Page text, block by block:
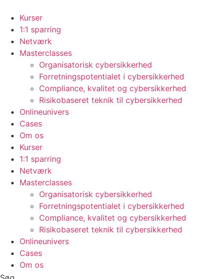
indhold
Kurser
1:1 sparring
Netværk
Masterclasses
Organisatorisk cybersikkerhed
Forretningspotentialet i cybersikkerhed
Compliance, kvalitet og cybersikkerhed
Risikobaseret teknik til cybersikkerhed
Onlineunivers
Cases
Om os
Kurser
1:1 sparring
Netværk
Masterclasses
Organisatorisk cybersikkerhed
Forretningspotentialet i cybersikkerhed
Compliance, kvalitet og cybersikkerhed
Risikobaseret teknik til cybersikkerhed
Onlineunivers
Cases
Om os